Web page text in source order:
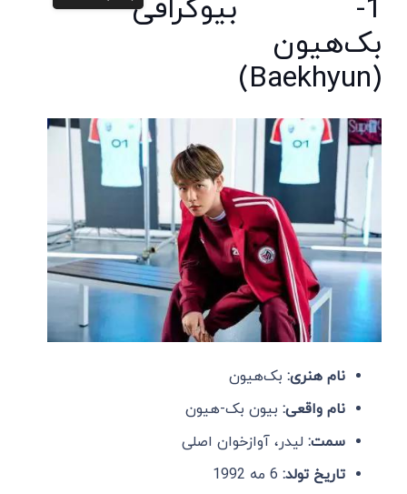
1- بیوگرافی
بک‌هیون
(Baekhyun)
نام هنری: بک‌هیون
نام واقعی: بیون بک-هیون
سمت: لیدر، آوازخوان اصلی
تاریخ تولد:
سایت بازدید
مقالات
گردشگری غذا
و رستوران